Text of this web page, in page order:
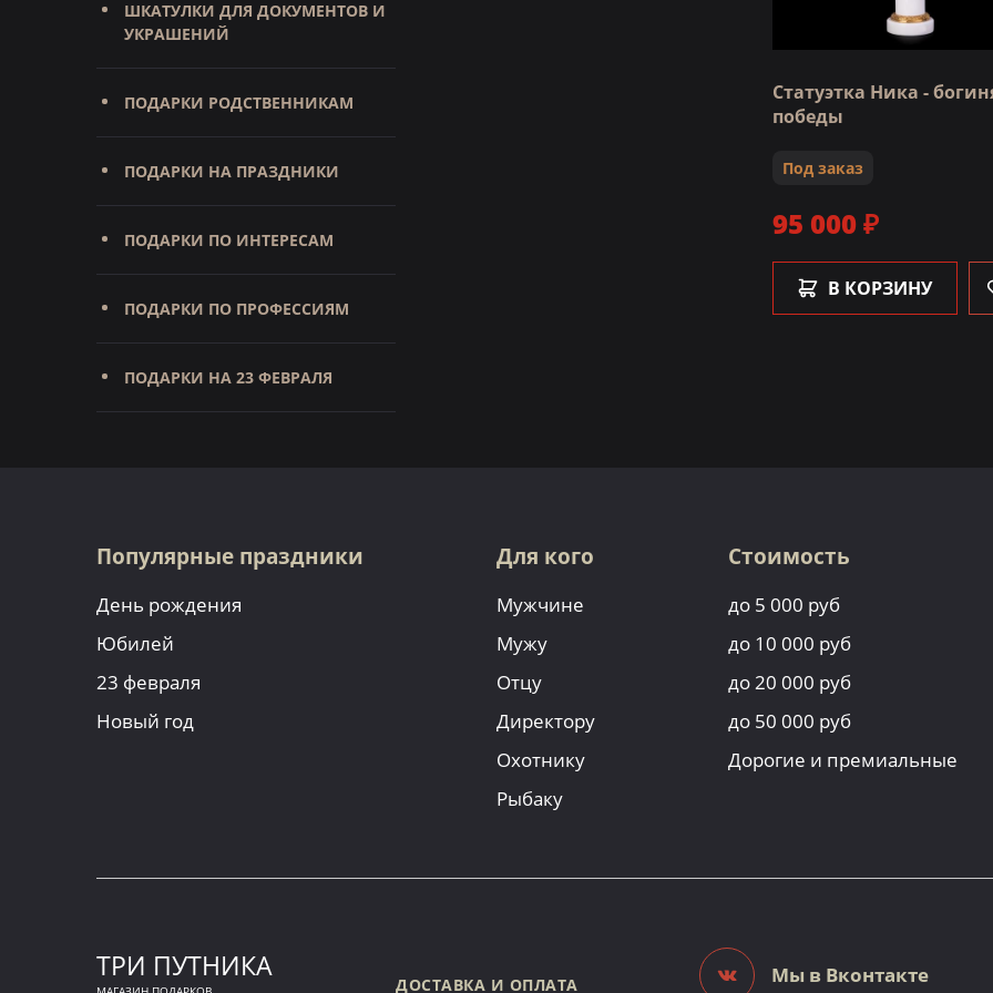
ШКАТУЛКИ ДЛЯ ДОКУМЕНТОВ И
УКРАШЕНИЙ
ПОДАРКИ РОДСТВЕННИКАМ
ПОДАРКИ НА ПРАЗДНИКИ
ПОДАРКИ ПО ИНТЕРЕСАМ
ПОДАРКИ ПО ПРОФЕССИЯМ
ПОДАРКИ НА 23 ФЕВРАЛЯ
Статуэтка Ника -
победы
Под заказ
95 000 ₽
В КОРЗИНУ
Популярные праздники
День рождения
Юбилей
23 февраля
Новый год
Для кого
Мужчине
Мужу
Отцу
Директору
Охотнику
Рыбаку
Стоимость
до 5 000 руб
до 10 000 руб
до 20 000 руб
до 50 000 руб
Дорогие и премиальные
ТРИ ПУТНИКА
ДОСТАВКА И ОПЛАТА Мы в Вконтакте